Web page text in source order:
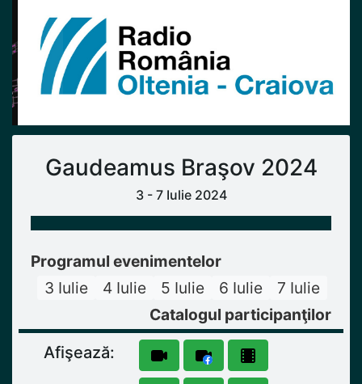
Previous
Gaudeamus Braşov 2024
3 - 7 Iulie 2024
Programul evenimentelor
3 Iulie
4 Iulie 5 Iulie 6 Iulie
7 Iulie
Catalogul participanţilor
Afişează: